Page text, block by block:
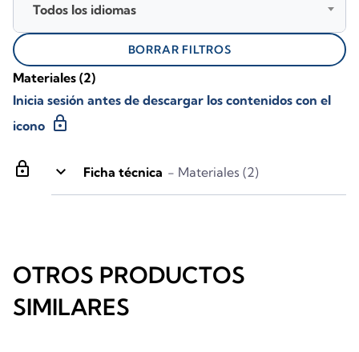
lock keyboard_arrow_down Ficha técnica - Materiales (2)
Materiales (2)
Inicia sesión antes de descargar los contenidos con el
icono lock
Todos los idiomas
BORRAR FILTROS
OTROS PRODUCTOS
SIMILARES